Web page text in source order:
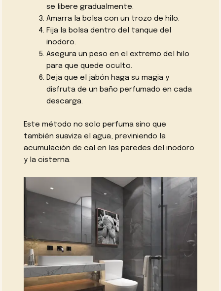
se libere gradualmente.
Amarra la bolsa con un trozo de hilo.
Fija la bolsa dentro del tanque del
inodoro.
Asegura un peso en el extremo del hilo
para que quede oculto.
Deja que el jabón haga su magia y
disfruta de un baño perfumado en cada
descarga.
Este método no solo perfuma sino que
también suaviza el agua, previniendo la
acumulación de cal en las paredes del inodoro
y la cisterna.